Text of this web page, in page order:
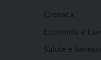
Cronaca
Economia e
Salute e